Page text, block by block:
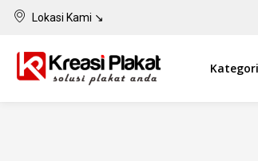
Lokasi Kami ↘
Kategori